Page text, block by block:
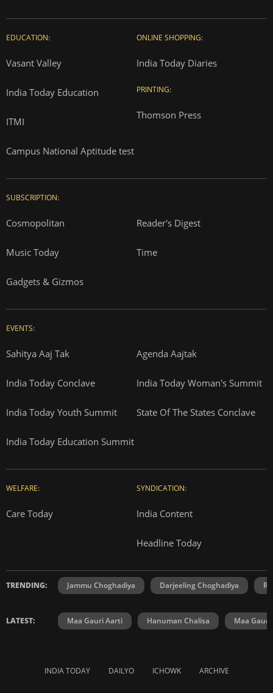
EDUCATION:
Vasant Valley
India Today Education
ITMI
Campus National Aptitude test
ONLINE SHOPPING:
India Today Diaries
PRINTING:
Thomson Press
SUBSCRIPTION:
Cosmopolitan Reader's Digest
Music Today Time
Gadgets & Gizmos
EVENTS:
Sahitya Aaj Tak Agenda Aajtak
India Today Conclave India Today Woman's Summit
India Today Youth Summit State Of The States Conclave
India Today Education Summit
WELFARE:
Care Today
SYNDICATION:
India Content
Headline Today
TRENDING: Jammu Choghadiya Darjeeling Choghadiya
LATEST: Maa Gauri Aarti Hanuman Chalisa Maa Gauri
INDIA TODAY DAILYO ICHOWK ARCHIVE